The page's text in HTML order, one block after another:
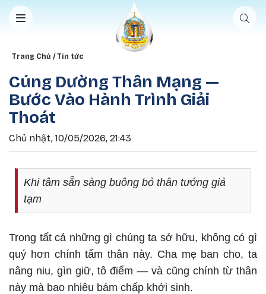
Nhảy đến nội dung
Breadcrumb
Trang Chủ Tin tức
Cúng Dường Thân Mạng —
Bước Vào Hành Trình Giải
Thoát
Chủ nhật, 10/05/2026, 21:43
Khi tâm sẵn sàng buông bỏ thân tướng giả
tạm
Trong tất cả những gì chúng ta sở hữu, không có gì
quý hơn chính tấm thân này. Cha mẹ ban cho, ta
nâng niu, gìn giữ, tô điểm — và cũng chính từ thân
này mà bao nhiêu bám chấp khởi sinh.